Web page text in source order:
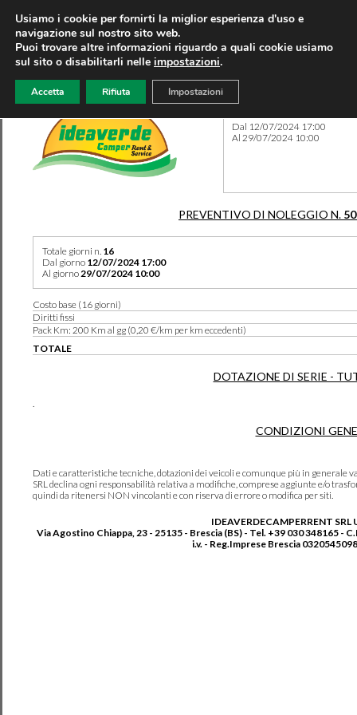
Dal 12/07/2024 17:00
Al 29/07/2024 10:00
PREVENTIVO DI NOLEGGIO N.
Totale giorni n. 16
Dal giorno 12/07/2024 17:00
Al giorno29/07/2024 10:00
Costo base (16 giorni)
Diritti fissi
Pack Km: 200 Km al gg (0,20 €/km per km eccedenti)
TOTALE
DOTAZIONE DI SERIE -
.
CONDIZIONI
Dati e caratteristiche tecniche, dotazioni dei veicoli e comunque più in generale
SRL declina ogni responsabilità relativa a modifiche, comprese aggiunte e/o
quindi da ritenersi NON vincolanti e con riserva di errore o modifica per siti.
IDEAVERDECAMPERRENT SRL
Via Agostino Chiappa, 23 - 25135 - Brescia (BS) - Tel. +39 030 348165 -
i.v. - Reg.Imprese Brescia
Usiamo i cookie per fornirti la miglior esperienza d'uso e
navigazione sul nostro sito web.
Puoi trovare altre informazioni riguardo a quali cookie usiamo
sul sito o disabilitarli nelle impostazioni.
Accetta Rifiuta Impostazioni